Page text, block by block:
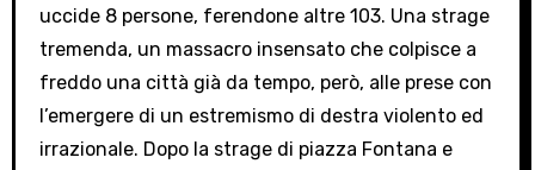
uccide 8 persone, ferendone altre 103. Una strage
tremenda, un massacro insensato che colpisce a
freddo una città già da tempo, però, alle prese con
l’emergere di un estremismo di destra violento ed
irrazionale. Dopo la strage di piazza Fontana e